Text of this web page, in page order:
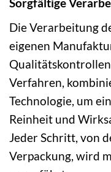
Die Verarbeitung
eigenen
Verfahren,
Technologie, um
Reinheit und
Jeder Schritt, von
Verpackung, wird